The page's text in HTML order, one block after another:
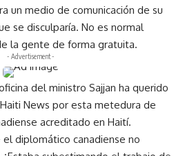
un medio de comunicación de su
se disculparía. No es normal
la gente de forma gratuita.
- Advertisement -
del ministro Sajjan ha querido
News por esta metedura de
acreditado en Haití.
diplomático canadiense no